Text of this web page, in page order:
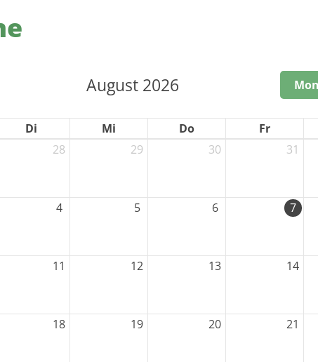
August 2026
Di Mi Do Fr
28 29 30 31
4 5 6 7
11 12 13 14
18 19 20 21
Alles zur Mitgliedschaft
Fragen & Antworten
MTV
05861 - 18